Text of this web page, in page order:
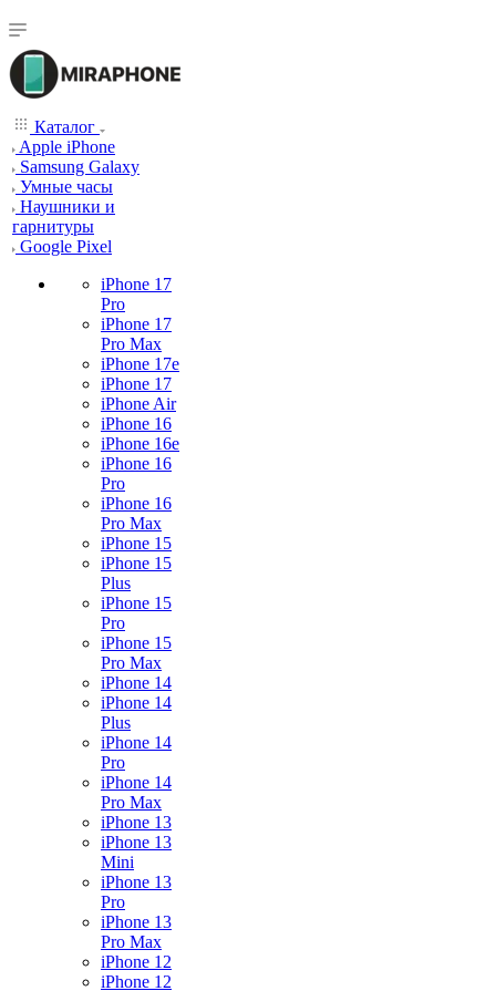
Каталог
Apple iPhone
Samsung Galaxy
Умные часы
Наушники и
гарнитуры
Google Pixel
iPhone 17
Pro
iPhone 17
Pro Max
iPhone 17e
iPhone 17
iPhone Air
iPhone 16
iPhone 16e
iPhone 16
Pro
iPhone 16
Pro Max
iPhone 15
iPhone 15
Plus
iPhone 15
Pro
iPhone 15
Pro Max
iPhone 14
iPhone 14
Plus
iPhone 14
Pro
iPhone 14
Pro Max
iPhone 13
iPhone 13
Mini
iPhone 13
Pro
iPhone 13
Pro Max
iPhone 12
iPhone 12